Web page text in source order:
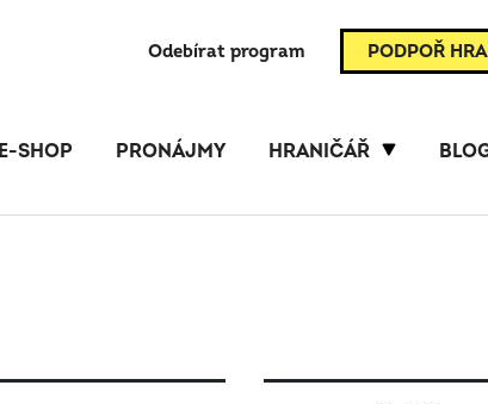
Odebírat program PODPOŘ
E-SHOP PRONÁJMY HRANIČÁŘ